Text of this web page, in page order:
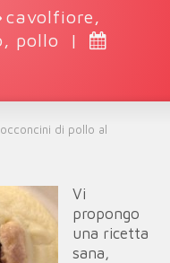
cavolfiore,
, pollo
|
di pollo al
Vi
propongo
una ricetta
sana,